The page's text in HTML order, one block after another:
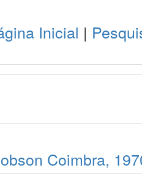
Inicial |
Coimbra,